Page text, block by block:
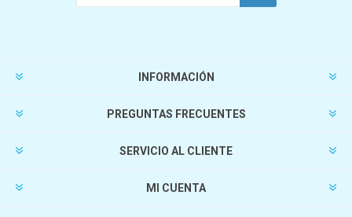
INFORMACIÓN
PREGUNTAS FRECUENTES
SERVICIO AL CLIENTE
MI CUENTA